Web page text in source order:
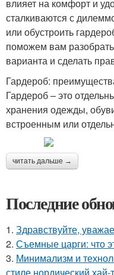
влияет на комфорт и
сталкиваются с
или обустроить
поможем вам
варианта и сделать
Гардероб:
Гардероб – это
хранения одежды,
встроенным или
читать дальше →
Последние
1. Здравствуйте,
2. Съемные царги: что
3. Минимализм и